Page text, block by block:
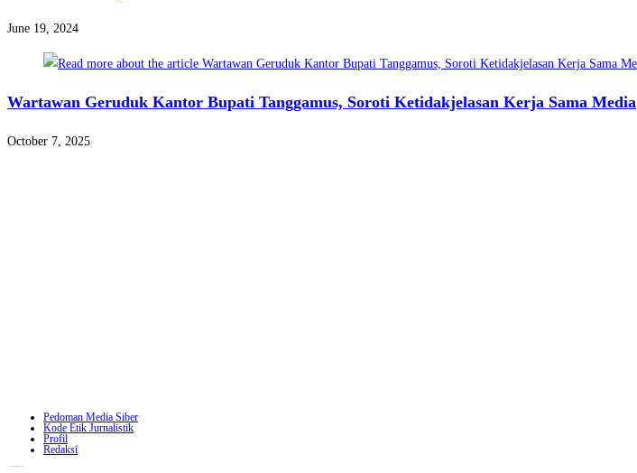
June 19, 2024
Wartawan Geruduk Kantor Bupati Tanggamus, Soroti Ketidakjelasan Kerja Sama Media
October 7, 2025
Pedoman Media Siber
Kode Etik Jurnalistik
Profil
Redaksi